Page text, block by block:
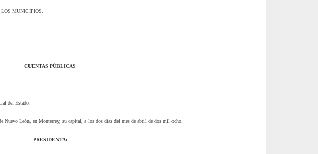
MUNICIPIOS.
CUENTAS PÚBLICAS
del Estado.
Nuevo León, en Monterrey, su capital, a los dos días del mes de abril de dos mil ocho.
PRESIDENTA: